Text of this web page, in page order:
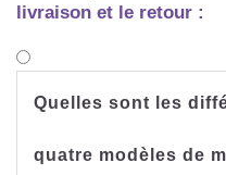
livraison et le retour :
Quelles sont les
quatre modèles de